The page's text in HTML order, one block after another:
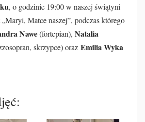
a
, o godzinie 19:00 w naszej świątyni
Matce naszej”, podczas którego
Nawe(fortepian), Natalia
skrzypce) oraz Emilia Wyka